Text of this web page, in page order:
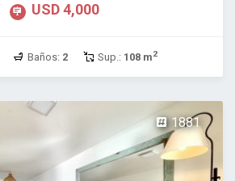
USD 4,000
Baños: 2 Sup.: 108 m2
1881